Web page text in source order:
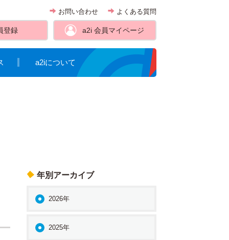
お問い合わせ よくある質問
登録 a2i 会員マイページ
a2iについて
年別アーカイブ
2026年
2025年